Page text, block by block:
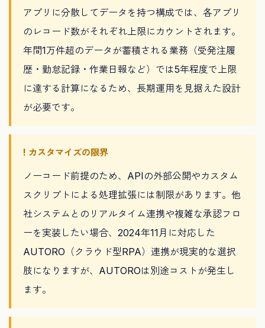
アプリに分散してデータを持つ構成では、各アプリ
のレコード数がそれぞれ上限にカウントされます。
年間1万件超のデータが蓄積される業務（受発注履
歴・勤怠記録・作業日報など）では5年程度で上限
に達する計算になるため、長期運用を見据えた設計
が必要です。
! カスタマイズの限界
ノーコード前提のため、APIの外部公開やカスタム
スクリプトによる処理拡張には制限があります。他
社システムとのリアルタイム連携や複雑な承認フロ
ーを実装したい場合、2024年11月に対応した
AUTORO（クラウド型RPA）連携が現実的な選択
肢になりますが、AUTOROは別途コストが発生し
ます。